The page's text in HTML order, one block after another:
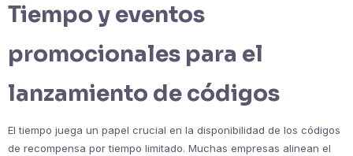
Tiempo y eventos
promocionales para el
lanzamiento de códigos
El tiempo juega un papel crucial en la disponibilidad de los códigos
de recompensa por tiempo limitado. Muchas empresas alinean el